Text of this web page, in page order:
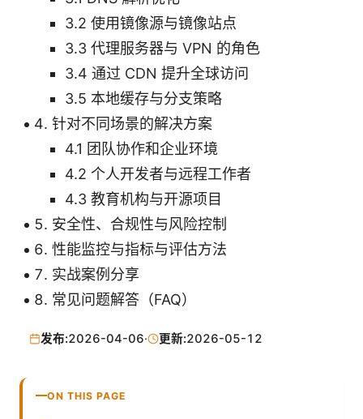
3.2 使用镜像源与镜像站点
3.3 代理服务器与 VPN 的角色
3.4 通过 CDN 提升全球访问
3.5 本地缓存与分支策略
针对不同场景的解决方案
4.1 团队协作和企业环境
4.2 个人开发者与远程工作者
4.3 教育机构与开源项目
安全性、合规性与风险控制
性能监控与指标与评估方法
实战案例分享
常见问题解答（FAQ）
发布:2026-04-06· 更新:2026-05-12
ON THIS PAGE